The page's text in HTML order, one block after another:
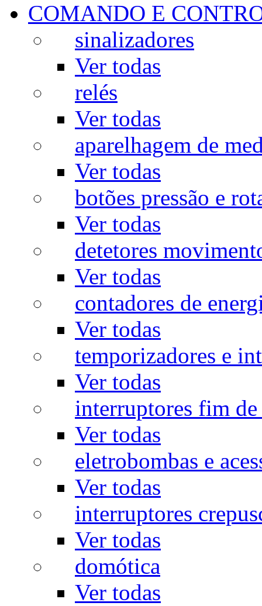
COMANDO E
sinalizadores
Ver todas
relés
Ver todas
aparelhagem de
Ver todas
botões pressão e
Ver todas
detetores
Ver todas
contadores de
Ver todas
temporizadores e
Ver todas
interruptores fim de
Ver todas
eletrobombas e
Ver todas
interruptores
Ver todas
domótica
Ver todas